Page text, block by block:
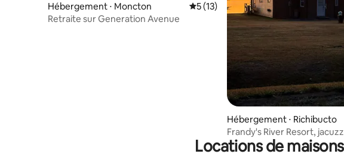
Hébergement ⋅ Moncton Évaluation moyenne sur la base de
5 (13)
Retraite sur Generation Avenue
Hébergement ⋅ Richibucto
Frandy's River Resort,
de rivière
Locations de